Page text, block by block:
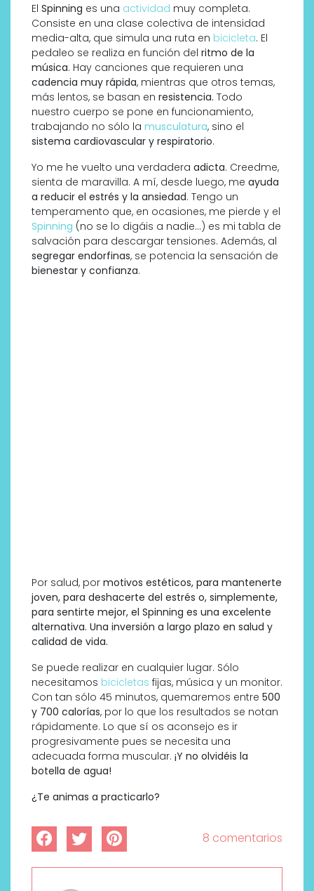
El Spinning es una actividad muy completa.
Consiste en una clase colectiva de intensidad
media-alta, que simula una ruta en bicicleta. El
pedaleo se realiza en función del ritmo de la
música. Hay canciones que requieren una
cadencia muy rápida, mientras que otros temas,
más lentos, se basan en resistencia. Todo
nuestro cuerpo se pone en funcionamiento,
trabajando no sólo la musculatura, sino el
sistema cardiovascular y respiratorio.
Yo me he vuelto una verdadera adicta. Creedme,
sienta de maravilla. A mí, desde luego, me ayuda
a reducir el estrés y la ansiedad. Tengo un
temperamento que, en ocasiones, me pierde y el
Spinning (no se lo digáis a nadie…) es mi tabla de
salvación para descargar tensiones. Además, al
segregar endorfinas, se potencia la sensación de
bienestar y confianza.
Por salud, por motivos estéticos, para mantenerte
joven, para deshacerte del estrés o, simplemente,
para sentirte mejor, el Spinning es una excelente
alternativa. Una inversión a largo plazo en salud y
calidad de vida.
Se puede realizar en cualquier lugar. Sólo
necesitamos bicicletas fijas, música y un monitor.
Con tan sólo 45 minutos, quemaremos entre 500
y 700 calorías, por lo que los resultados se notan
rápidamente. Lo que sí os aconsejo es ir
progresivamente pues se necesita una
adecuada forma muscular. ¡Y no olvidéis la
botella de agua!
¿Te animas a practicarlo?
8 comentarios